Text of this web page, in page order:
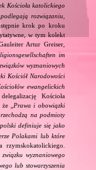
Kościoła katolickiego
rozwiązaniu,
krok po kroku
w tym kolekt
Artur Greiser,
im
wyznaniowych
Kościół Narodowości
ewangelickich
Kościoła
„ Prawa i obowiązki
na podmioty
definiuje się jako
Polakami lub które
rzymskokatolickiego.
związku wyznaniowego
lub stowarzyszenia